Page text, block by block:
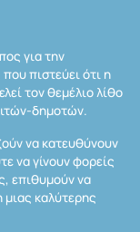
για την
πιστεύει ότι η
τον θεμέλιο λίθο
δημοτών.
να κατευθύνουν
να γίνουν φορείς
επιθυμούν να
καλύτερης